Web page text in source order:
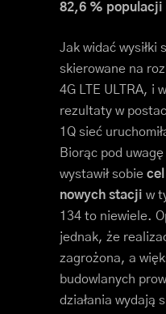
82,6 % populacji
Jak widać wysiłki
skierowane na
4G LTE ULTRA, i
rezultaty w
1Q sieć
Biorąc pod
wystawił sobie
nowych stacji w
134 to niewiele.
jednak, że
zagrożona, a
budowlanych
działania wydają